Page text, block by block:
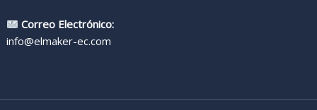
Correo Electrónico:
info@elmaker-ec.com